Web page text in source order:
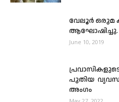
വേലൂർ ഒരുമ
ആഘോഷിച്ചു.
June 10, 2019
പുതിയ
അംഗം